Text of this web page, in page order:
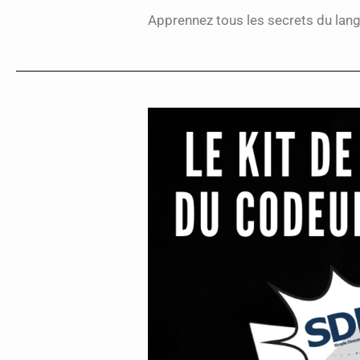
Apprennez tous les secrets du